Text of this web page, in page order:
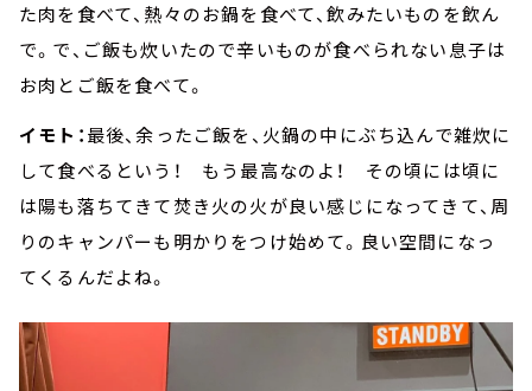
た肉を食べて、熱々のお鍋を食べて、飲みたいものを飲ん
で。で、ご飯も炊いたので辛いものが食べられない息子は
お肉とご飯を食べて。
イモト：最後、余ったご飯を、火鍋の中にぶち込んで雑炊に
して食べるという！ もう最高なのよ！ その頃には頃に
は陽も落ちてきて焚き火の火が良い感じになってきて、周
りのキャンパーも明かりをつけ始めて。良い空間になっ
てくるんだよね。